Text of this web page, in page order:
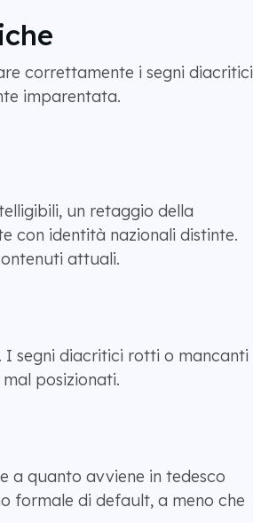
correttamente i segni diacritici
imparentata.
un retaggio della
con identità nazionali distinte.
attuali.
I segni diacritici rotti o mancanti
posizionati.
a quanto avviene in tedesco
formale di default, a meno che